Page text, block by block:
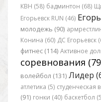
КВН (58) бадминтон (68)
Егорьевск RUN (46)
молодежь (90)
Конина (60) ДС Егорьевск
фитнес (114) Активное
соревнования
волейбол (131) Лидер
атлетика (5) студенческая
(91) гонки (40) баскетбол